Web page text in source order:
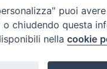
puoi
chiudendo questa
nella cookie